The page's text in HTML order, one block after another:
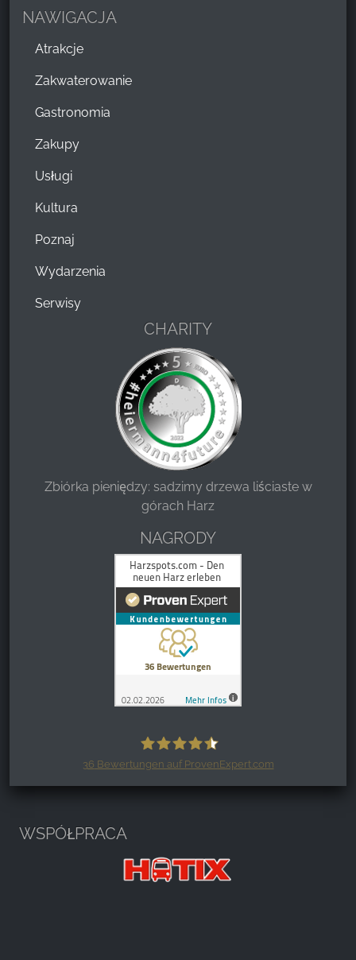
NAWIGACJA
Atrakcje
Zakwaterowanie
Gastronomia
Zakupy
Usługi
Kultura
Poznaj
Wydarzenia
Serwisy
CHARITY
Zbiórka pieniędzy: sadzimy drzewa liściaste w
górach Harz
NAGRODY
Harzspots.com - Den neuen Harz
36 Bewertungen auf ProvenExpert.com
WSPÓŁPRACA